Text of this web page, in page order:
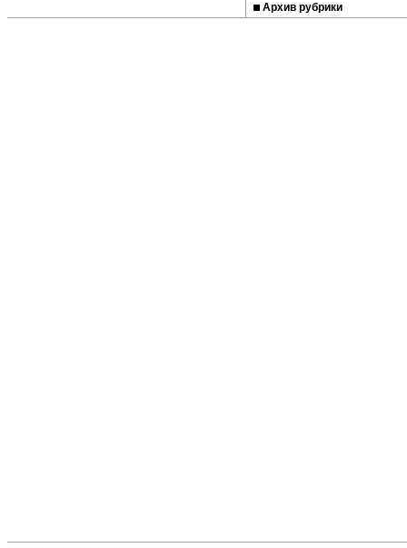
Архив рубрики